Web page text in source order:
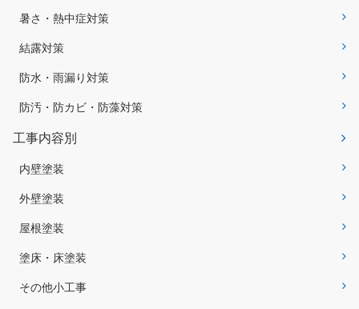
暑さ・熱中症対策
結露対策
防水・雨漏り対策
防汚・防カビ・防藻対策
工事内容別
内壁塗装
外壁塗装
屋根塗装
塗床・床塗装
その他小工事